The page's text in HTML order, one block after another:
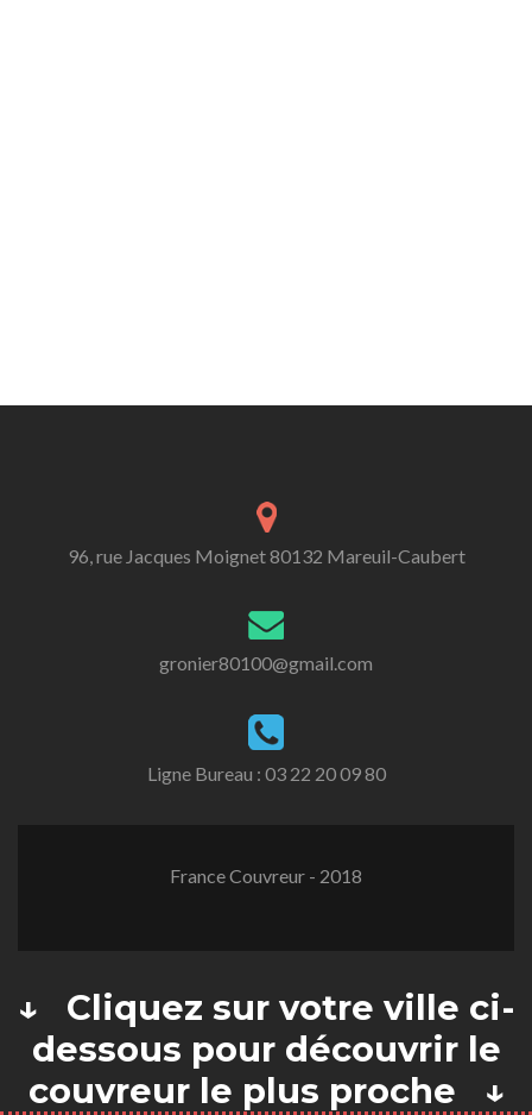
96, rue Jacques Moignet 80132 Mareuil-Caubert
gronier80100@gmail.com
Ligne Bureau : 03 22 20 09 80
France Couvreur - 2018
↓ Cliquez sur votre ville ci-
dessous pour découvrir le
couvreur le plus proche ↓